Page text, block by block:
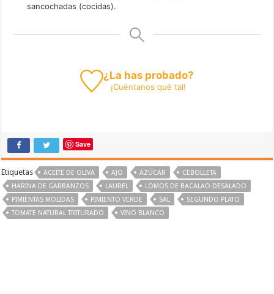
sancochadas (cocidas).
¿La has probado?
¡Cuéntanos qué tal!
Save
Etiquetas ACEITE DE OLIVA AJO AZÚCAR
CEBOLLETA
HARINA DE GARBANZOS
LAUREL
LOMOS DE BACALAO DESALADO
PIMIENTAS MOLIDAS
PIMIENTO VERDE SAL
SEGUNDO PLATO
TOMATE NATURAL TRITURADO
VINO BLANCO